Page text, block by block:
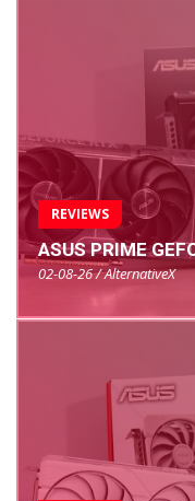
REVIEWS
ASUS PRIME
02-08-26 / AlternativeX